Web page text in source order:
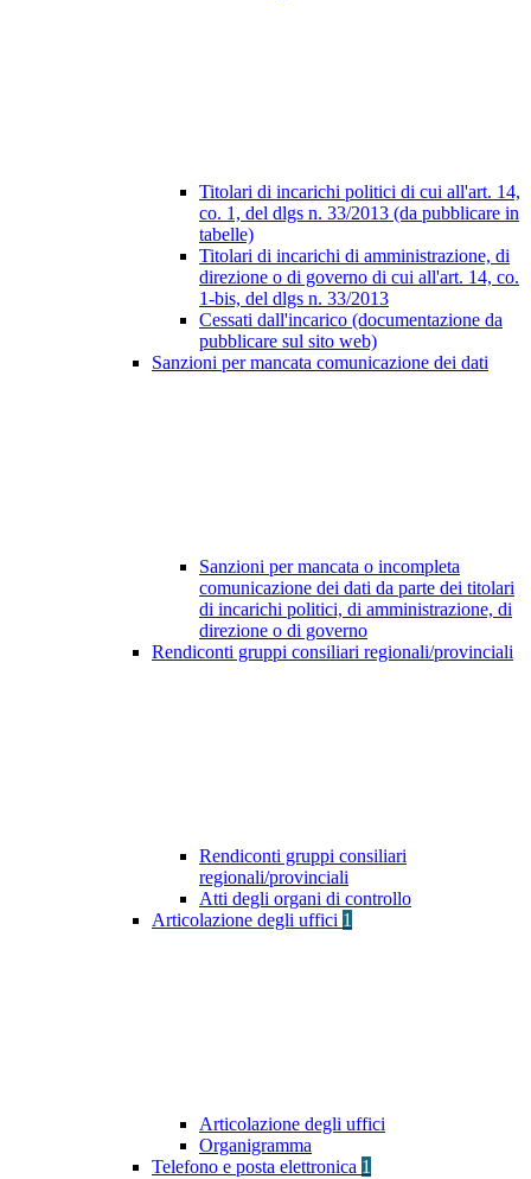
Titolari di incarichi politici di cui all'art. 14,
co. 1, del dlgs n. 33/2013 (da pubblicare in
tabelle)
Titolari di incarichi di amministrazione, di
direzione o di governo di cui all'art. 14, co.
1-bis, del dlgs n. 33/2013
Cessati dall'incarico (documentazione da
pubblicare sul sito web)
Sanzioni per mancata comunicazione dei dati
Sanzioni per mancata o incompleta
comunicazione dei dati da parte dei titolari
di incarichi politici, di amministrazione, di
direzione o di governo
Rendiconti gruppi consiliari regionali/provinciali
Rendiconti gruppi consiliari
regionali/provinciali
Atti degli organi di controllo
Articolazione degli uffici 1
Articolazione degli uffici
Organigramma
Telefono e posta elettronica 1